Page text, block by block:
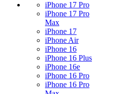
iPhone 17 Pro
iPhone 17 Pro
Max
iPhone 17
iPhone Air
iPhone 16
iPhone 16 Plus
iPhone 16e
iPhone 16 Pro
iPhone 16 Pro